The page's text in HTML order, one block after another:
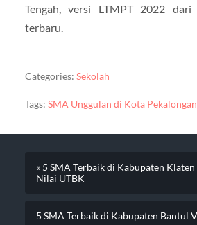
Tengah, versi LTMPT 2022
terbaru.
Categories: Sekolah
Tags: SMA Unggulan di Kota Pekalongan
« 5 SMA Terbaik di Kabupaten
Nilai UTBK
5 SMA Terbaik di Kabupaten Bantul